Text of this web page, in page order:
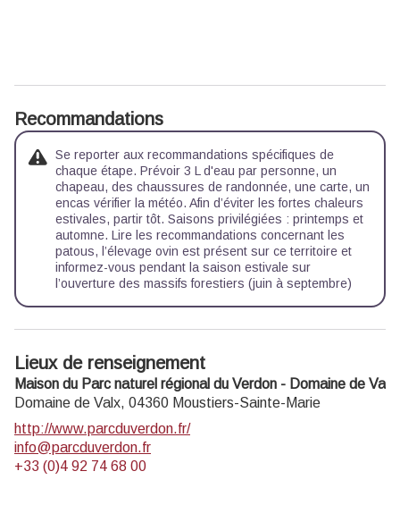
Recommandations
Se reporter aux recommandations spécifiques de
chaque étape. Prévoir 3 L d'eau par personne, un
chapeau, des chaussures de randonnée, une carte, un
encas vérifier la météo. Afin d’éviter les fortes chaleurs
estivales, partir tôt. Saisons privilégiées : printemps et
automne. Lire les recommandations concernant les
patous, l’élevage ovin est présent sur ce territoire et
informez-vous pendant la saison estivale sur
l’ouverture des massifs forestiers (juin à septembre)
Lieux de renseignement
Maison du Parc naturel régional du Verdon - Domaine de Valx
Domaine de Valx, 04360 Moustiers-Sainte-Marie
http://www.parcduverdon.fr/
info@parcduverdon.fr
+33 (0)4 92 74 68 00